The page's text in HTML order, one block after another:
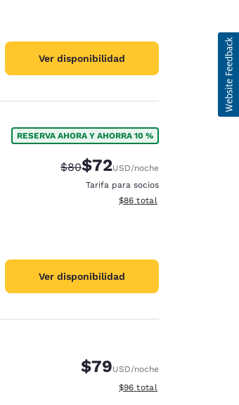
Ver disponibilidad
RESERVA AHORA Y AHORRA 10 %
Precio tachado:
$80Precio con descuento:
$72USD/noche
Tarifa para socios
Ver detalles del total
$86 total
Ver disponibilidad
$79USD/noche
Ver detalles del total
$96 total